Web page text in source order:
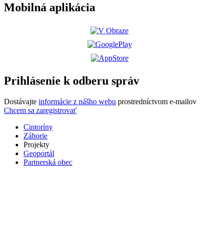
Mobilná aplikácia
Prihlásenie k odberu správ
Dostávajte informácie z nášho webu prostredníctvom e-mailov
Chcem sa zaregistrovať
Cintoríny
Záhorie
Projekty
Geoportál
Partnerská obec